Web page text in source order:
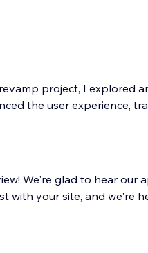
project, I explored
the user experience,
We're glad to hear our
with your site, and we're